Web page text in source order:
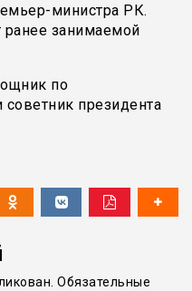
министра РК.
занимаемой
по
президента
Обязательные